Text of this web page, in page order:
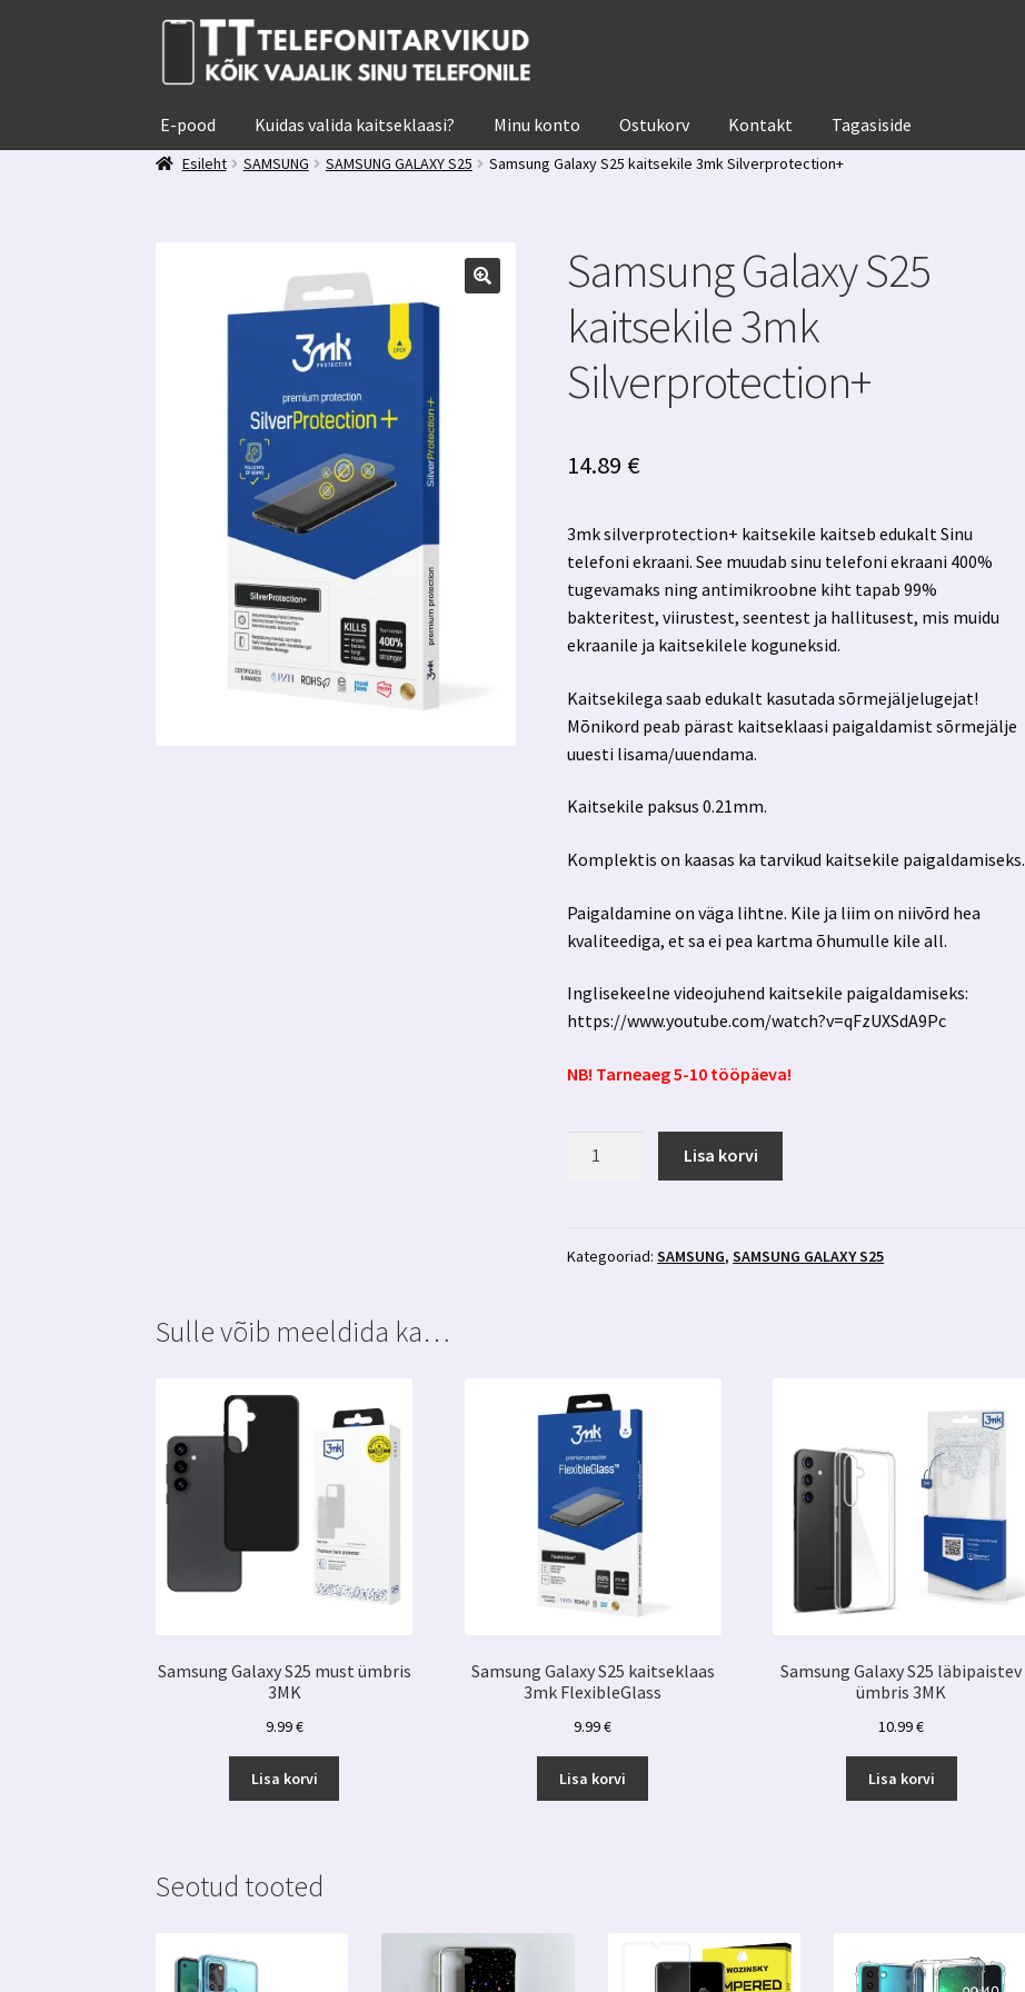
Liigu
navigeerimisele
Liigu
juurde
E-pood Kuidas valida kaitseklaasi? Minu konto Ostukorv Kontakt Tagasiside
Esileht
SAMSUNG SAMSUNG GALAXY S25 Samsung Galaxy S25 kaitsekile 3mk Silverprotection+
Samsung Galaxy S25
kaitsekile 3mk
Silverprotection+
14.89 €
3mk silverprotection+ kaitsekile kaitseb edukalt Sinu
telefoni ekraani. See muudab sinu telefoni ekraani 400%
tugevamaks ning antimikroobne kiht tapab 99%
bakteritest, viirustest, seentest ja hallitusest, mis muidu
ekraanile ja kaitsekilele koguneksid.
Kaitsekilega saab edukalt kasutada sõrmejäljelugejat!
Mõnikord peab pärast kaitseklaasi paigaldamist sõrmejälje
uuesti lisama/uuendama.
Kaitsekile paksus 0.21mm.
Komplektis on kaasas ka tarvikud kaitsekile paigaldamiseks.
Paigaldamine on väga lihtne. Kile ja liim on niivõrd hea
kvaliteediga, et sa ei pea kartma õhumulle kile all.
Inglisekeelne videojuhend kaitsekile paigaldamiseks:
https://www.youtube.com/watch?v=qFzUXSdA9Pc
NB! Tarneaeg 5-10 tööpäeva!
3mk
Lisa korvi
Kategooriad:SAMSUNG,SAMSUNG GALAXY S25
Sulle võib meeldida ka…
Samsung Galaxy S25 must ümbris
3MK
9.99€
Lisa korvi
Samsung Galaxy S25 kaitseklaas
3mk FlexibleGlass
9.99€
Lisa korvi
Samsung Galaxy S25 läbipaistev
ümbris 3MK
10.99€
Lisa korvi
Seotud tooted